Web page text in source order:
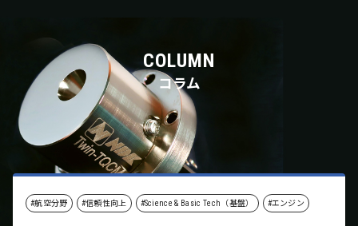
COLUMN
コラム
#航空分野 #信頼性向上 #Science & Basic Tech（基盤） #エンジン